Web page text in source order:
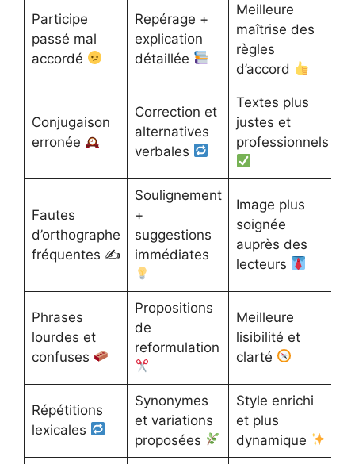
Participe
passé mal
accordé
Repérage +
explication
détaillée
Meilleure
maîtrise des
règles
d’accord
Conjugaison
erronée
Correction et
alternatives
verbales
Textes plus
justes et
professionnels
Fautes
d’orthographe
fréquentes ✍️
Soulignement
+
suggestions
immédiates
Image plus
soignée
auprès des
lecteurs
Phrases
lourdes et
confuses
Propositions
de
reformulation
Meilleure
lisibilité et
clarté
Répétitions
lexicales
Synonymes
et variations
proposées
Style enrichi
et plus
dynamique